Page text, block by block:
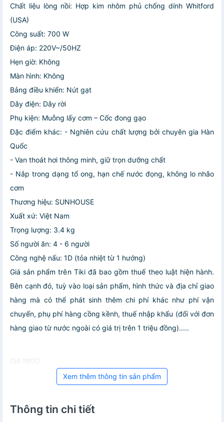
Chất liệu lòng nồi: Hợp kim nhôm phủ chống dính Whitford
(USA)
Công suất: 700 W
Điện áp: 220V~/50HZ
Hẹn giờ: Không
Màn hình: Không
Bảng điều khiển: Nút gạt
Dây điện: Dây rời
Phụ kiện: Muỗng lấy cơm – Cốc đong gạo
Đặc điểm khác: - Nghiên cứu chất lượng bởi chuyên gia Hàn
Quốc
- Van thoát hơi thông minh, giữ trọn dưỡng chất
- Nắp trong dạng tổ ong, hạn chế nước đọng, không lo nhão
cơm
Thương hiệu: SUNHOUSE
Xuất xứ: Việt Nam
Trọng lượng: 3.4 kg
Số người ăn: 4 - 6 người
Công nghệ nấu: 1D (tỏa nhiệt từ 1 hướng)
Giá sản phẩm trên Tiki đã bao gồm thuế theo luật hiện hành.
Bên cạnh đó, tuỳ vào loại sản phẩm, hình thức và địa chỉ giao
hàng mà có thể phát sinh thêm chi phí khác như phí vận
chuyển, phụ phí hàng cồng kềnh, thuế nhập khẩu (đối với đơn
hàng giao từ nước ngoài có giá trị trên 1 triệu đồng).....
Giá INOD
Xem thêm thông tin sản phẩm
Thông tin chi tiết